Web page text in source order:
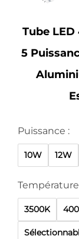
Tube LED
5
Puissance :
10W 12W
3500K